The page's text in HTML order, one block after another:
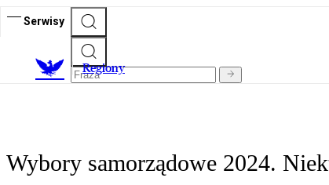
Serwisy
Regiony
Wybory samorządowe 2024.